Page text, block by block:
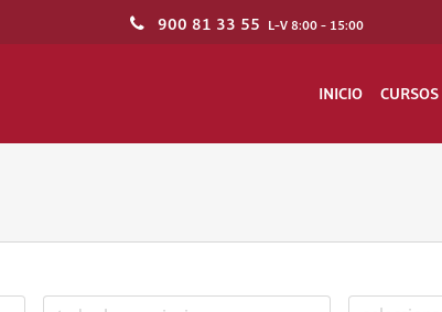
900 81 33 55 L-V 8:00 - 15:00
INICIO CURSOS